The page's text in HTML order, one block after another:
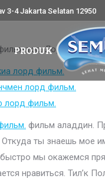
3-4 Jakarta Selatan 12950
PRODUK
тор. Лорд фильм
лорд фильм.
лорд фильм.
лорд фильм.
фильм аладдин.
Откуда ты знаешь мое
мы окажемся
нравиться. Тил’к